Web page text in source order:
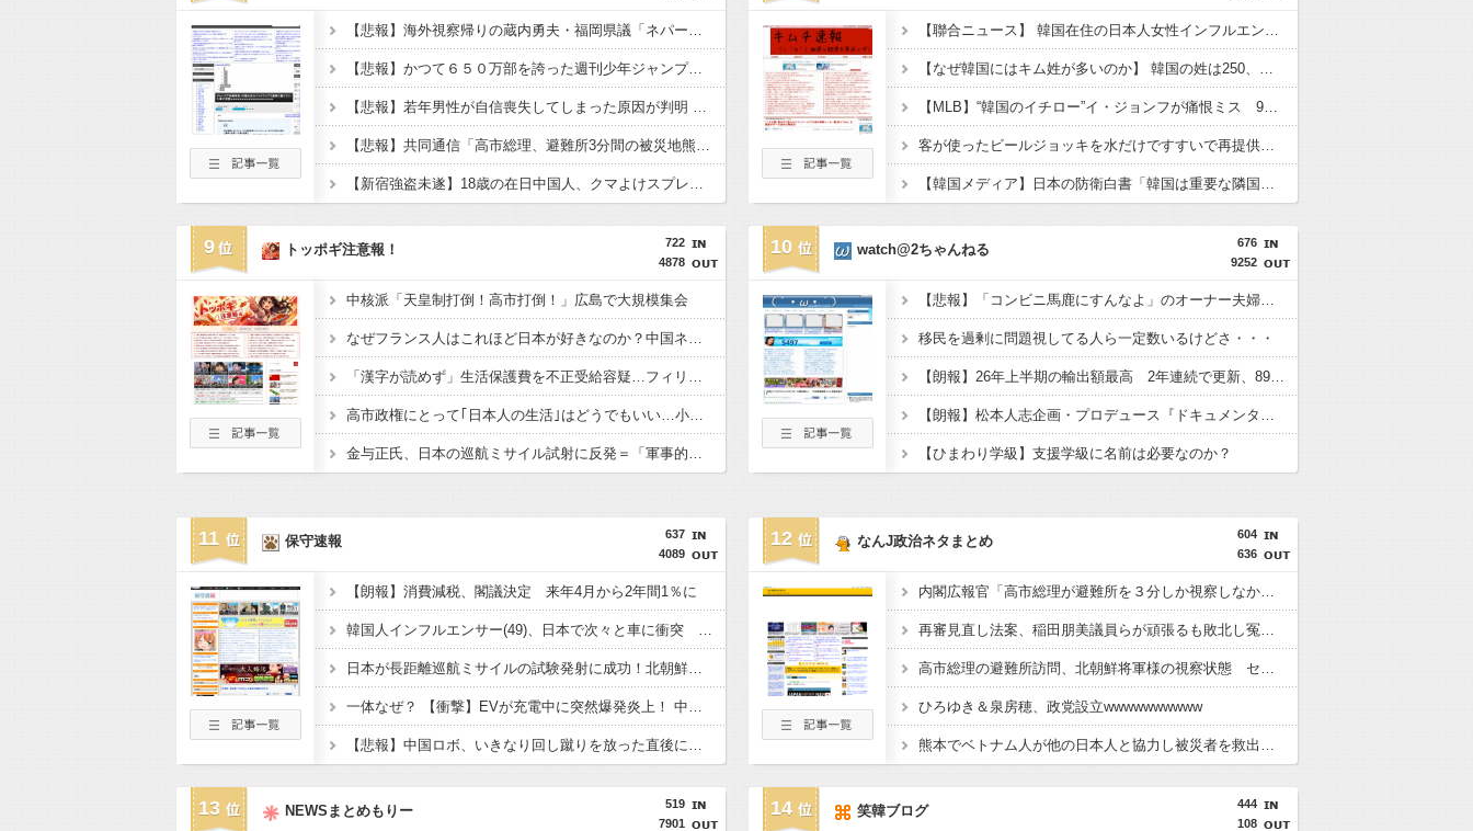
【悲報】海外視察帰りの蔵内勇夫・福岡県議「ネパールは天国だった！」あまりの能天気発言で大炎上 → ｗｗｗｗｗｗｗｗｗｗｗｗｗｗ
【悲報】かつて６５０万部を誇った週刊少年ジャンプ、発行部数100万部割れ → 国内の「100万部超え紙雑誌」が消滅 ｗｗｗｗｗｗｗｗｗｗｗｗｗｗ
【悲報】若年男性が自信喪失してしまった原因が判明 → ………
【悲報】共同通信「高市総理、避難所3分間の被災地熊本視察動画に批判！」 → 内閣報道官「避難所視察は51分間！大変な状況の中で、1時間近く受け入れていただき、感謝！」
【新宿強盗未遂】18歳の在日中国人、クマよけスプレー強盗指示の疑いで逮捕 → なお、他の複数の窃盗事件などにも関与していると見られる ………
【聯合ニュース】 韓国在住の日本人女性インフルエンサー ライブ配信中に死亡
【なぜ韓国にはキム姓が多いのか】 韓国の姓は250、日本は30万…歴史的背景を米学者分析「学問尊重と平和な歴史が原動力」
【MLB】“韓国のイチロー”イ・ジョンフが痛恨ミス 9回2死からまさか…サヨナラ負けに動けず、地元放送は同情「不運でした」
客が使ったビールジョッキを水だけですすいで再提供した日本の飲食店…韓国のネットで物議
【韓国メディア】日本の防衛白書「韓国は重要な隣国」 3年連続
9
722
4878
トッポギ注意報！
中核派「天皇制打倒！高市打倒！」広島で大規模集会
なぜフランス人はこれほど日本が好きなのか？中国ネット「中国を除いて、日本が嫌いな国なんてない」
「漢字が読めず」生活保護費を不正受給容疑…フィリピン国籍の女を逮捕
高市政権にとって｢日本人の生活｣はどうでもいい…小野田紀美のSNS投稿でわかった｢外国人政策｣の本当の狙い
金与正氏、日本の巡航ミサイル試射に反発＝「軍事的対応」取る
10
676
9252
watch@2ちゃんねる
【悲報】「コンビニ馬鹿にすんなよ」のオーナー夫婦、不起訴ｗｗｗｗｗｗｗｗ
移民を過剰に問題視してる人ら一定数いるけどさ・・・
【朗報】26年上半期の輸出額最高 2年連続で更新、8977億円 農水省「インバウンドの増加に伴い、日本食の認知度が向上」
【朗報】松本人志企画・プロデュース『ドキュメンタル』、アメリカで初の制作が決定！ 海外タイトル『LOL』として世界25ヶ国・地域で展開
【ひまわり学級】支援学級に名前は必要なのか？
11
637
4089
保守速報
【朗報】消費減税、閣議決定 来年4月から2年間1％に
韓国人インフルエンサー(49)、日本で次々と車に衝突 計7台巻き込み 八王子
日本が長距離巡航ミサイルの試験発射に成功！北朝鮮が激怒「日本が戦争国家になろうとしている」「絶対に傍観しない、必ず後悔させる」
一体なぜ？ 【衝撃】EVが充電中に突然爆発炎上！ 中国ネット「こういう場合って全額補償されるの？」
【悲報】中国ロボ、いきなり回し蹴りを放った直後にフリーズｗｗｗｗｗ
12
604
636
なんJ政治ネタまとめ
内閣広報官「高市総理が避難所を３分しか視察しなかったなんてデマ！50分いたぞ????」 →しかし事実上の視察は数分で正解
再審見直し法案、稲田朋美議員らが頑張るも敗北し冤罪当事者が失望する内容に終わる
高市総理の避難所訪問、北朝鮮将軍様の視察状態 セッティグされた場所に登場し 「ここは快適で至れり尽くせり、日本人で良かった」と賛美を受ける しかし他の避難所では…
ひろゆき＆泉房穂、政党設立wwwwwwwwww
熊本でベトナム人が他の日本人と協力し被災者を救出 →憂国者「助けたのは俺だ！！！この〇〇〇〇(差別的表現)！！！！」
13
519
7901
NEWSまとめもりー 14
444
108
笑韓ブログ